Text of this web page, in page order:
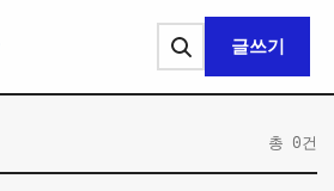
글쓰기
총 0건